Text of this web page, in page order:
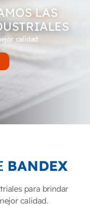
LAS
calidad
BANDEX
para brindar
calidad.